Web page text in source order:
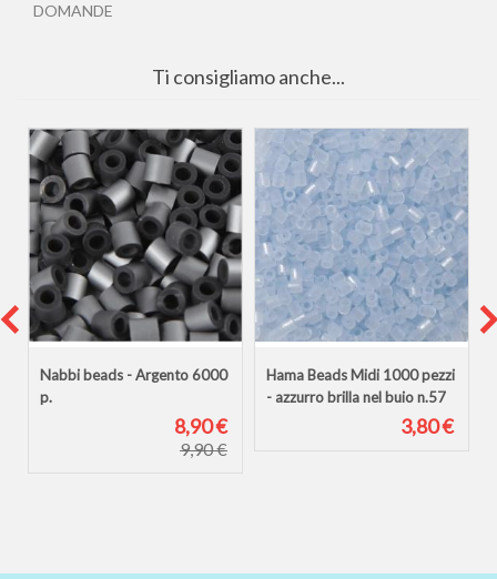
DOMANDE
Ti consigliamo anche...
Nabbi beads - Argento 6000
p.
8,90 €
9,90 €
Hama Beads Midi 1000 pezzi
- azzurro brilla nel buio n.57
3,80 €